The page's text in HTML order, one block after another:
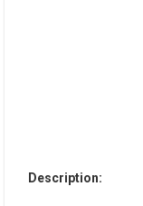
Description: